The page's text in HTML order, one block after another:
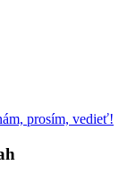
prosím, vedieť!